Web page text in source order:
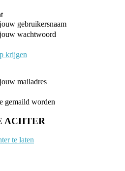
jouw gebruikersnaam
jouw wachtwoord
krijgen
jouw mailadres
gemaild worden
ACHTER
te laten